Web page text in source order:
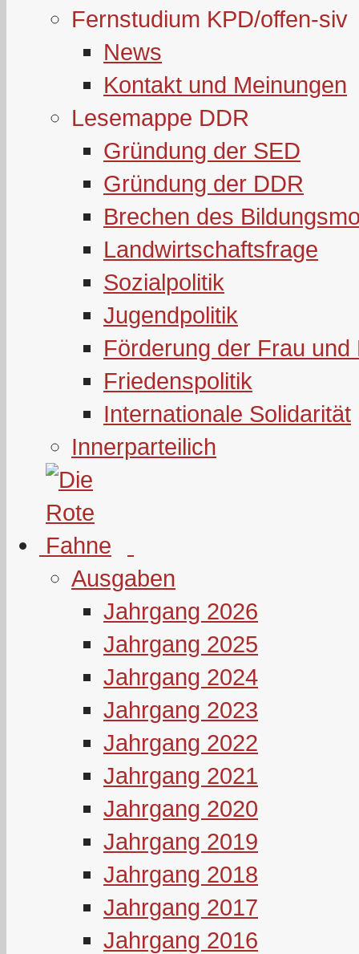
Fernstudium KPD/offen-siv
News
Kontakt und Meinungen
Lesemappe DDR
Gründung der SED
Gründung der DDR
Brechen des
Landwirtschaftsfrage
Sozialpolitik
Jugendpolitik
Förderung der Frau und
Friedenspolitik
Internationale Solidarität
Innerparteilich
Ausgaben
Jahrgang 2026
Jahrgang 2025
Jahrgang 2024
Jahrgang 2023
Jahrgang 2022
Jahrgang 2021
Jahrgang 2020
Jahrgang 2019
Jahrgang 2018
Jahrgang 2017
Jahrgang 2016